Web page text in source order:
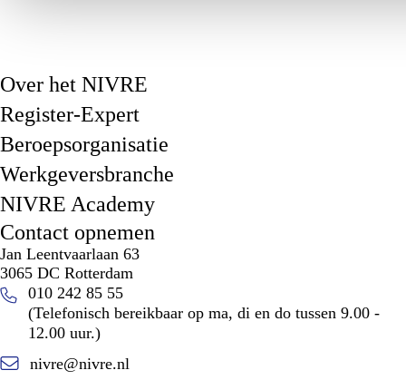
Over het NIVRE
Register-Expert
Beroepsorganisatie
Werkgeversbranche
NIVRE Academy
Contact opnemen
Jan Leentvaarlaan 63
3065 DC Rotterdam
010 242 85 55
(Telefonisch bereikbaar op ma, di en do tussen 9.00 -
12.00 uur.)
nivre@nivre.nl